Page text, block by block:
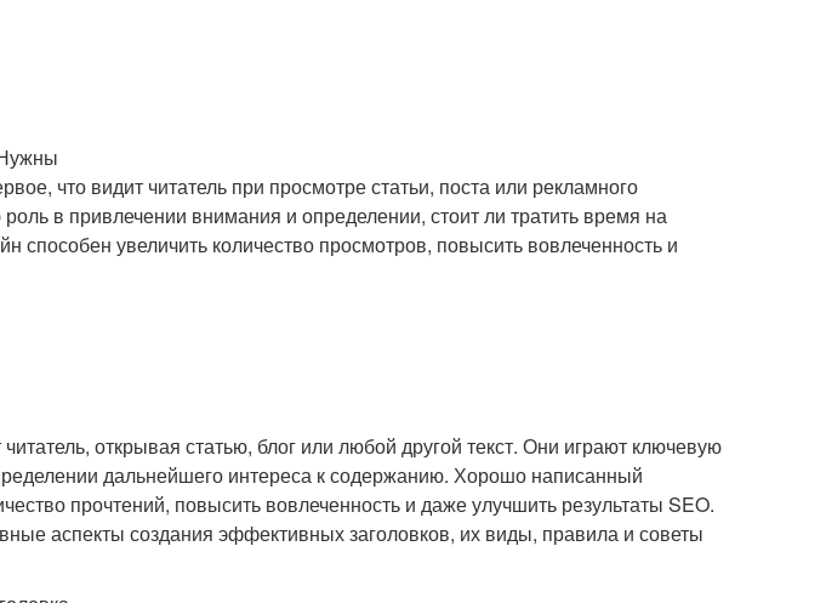
что видит читатель при просмотре статьи, поста или рекламного
в привлечении внимания и определении, стоит ли тратить время на
способен увеличить количество просмотров, повысить вовлеченность и
открывая статью, блог или любой другой текст. Они играют ключевую
дальнейшего интереса к содержанию. Хорошо написанный
прочтений, повысить вовлеченность и даже улучшить результаты SEO.
аспекты создания эффективных заголовков, их виды, правила и советы